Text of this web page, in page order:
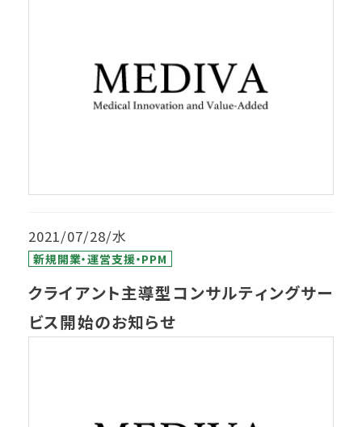
2021/07/28/水
新規開業・運営支援・PPM
クライアント主導型コンサルティングサー
ビス開始のお知らせ